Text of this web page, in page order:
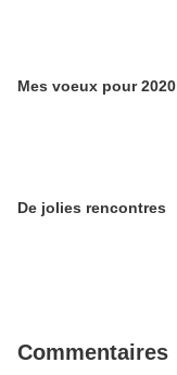
Mes voeux pour 2020
De jolies rencontres
Commentaires